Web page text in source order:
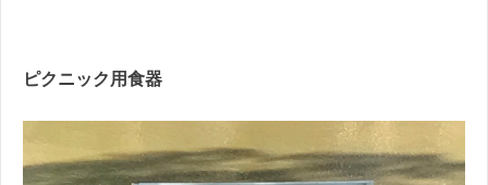
ピクニック用食器